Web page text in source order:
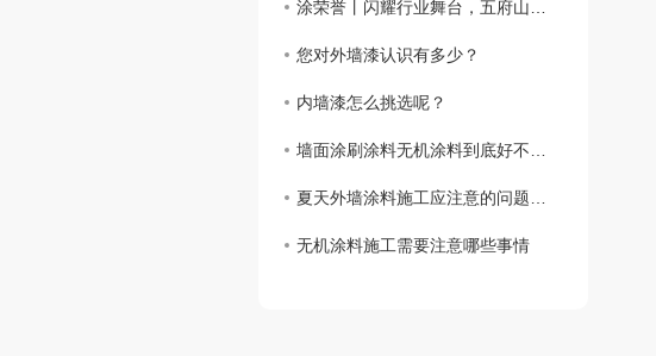
涂荣誉丨闪耀行业舞台，五府山揽获仿石涂料“北方30强”殊荣
您对外墙漆认识有多少？
内墙漆怎么挑选呢？
墙面涂刷涂料无机涂料到底好不好？
夏天外墙涂料施工应注意的问题都要哪些呢？
无机涂料施工需要注意哪些事情